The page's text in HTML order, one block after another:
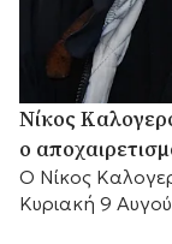
Νίκος
ο
Ο Νίκος
Κυριακή 9